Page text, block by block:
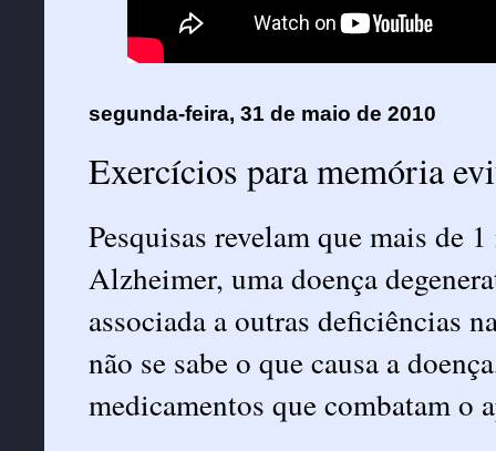
segunda-feira, 31 de maio de 2010
Exercícios para memória
Pesquisas revelam que mais de
Alzheimer, uma doença
associada a outras deficiências
não se sabe o que causa a
medicamentos que combatam o